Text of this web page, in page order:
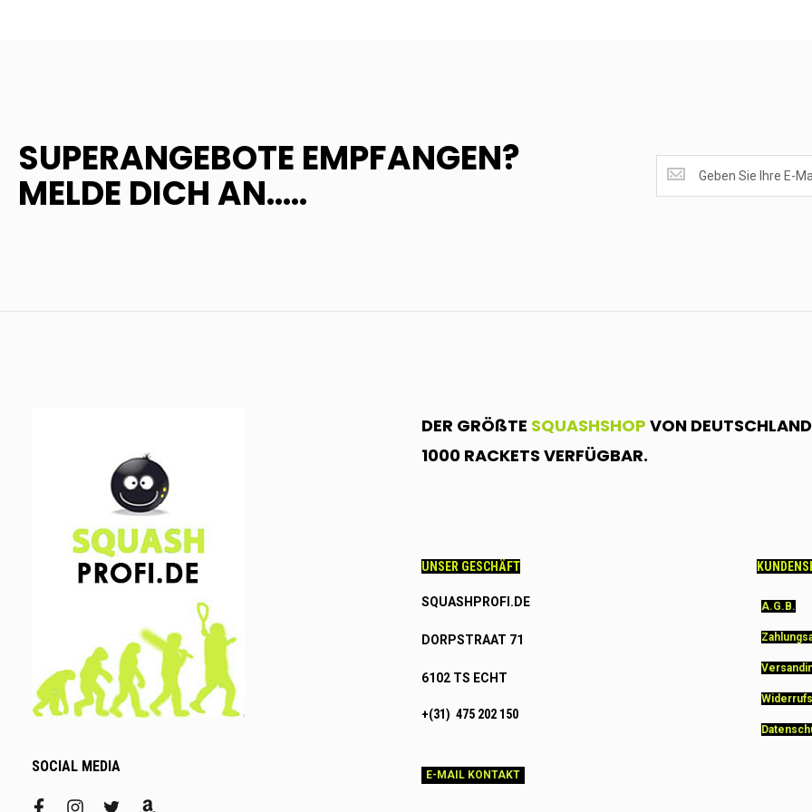
SUPERANGEBOTE EMPFANGEN?
MELDE DICH AN.....
EMPFANGEN?
<br>MELDE
SOCIAL MEDIA
DER GRÖßTE SQUASHSHOP VON
1000 RACKETS VERFÜGBAR.
UNSER GESCHÄFT
SQUASHPROFI.DE
DORPSTRAAT 71
6102 TS ECHT
+(31) 475 202 150
E-MAIL KONTAKT
A.G.B.